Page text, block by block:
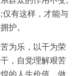
有这样，才能与
护。
为乐，以干为荣
，自觉理解艰苦